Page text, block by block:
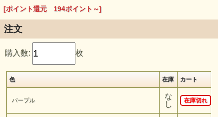
[ポイント還元 194ポイント～]
注文
購入数: 枚
色 在庫 カート
パープル
な
し
在庫切れ